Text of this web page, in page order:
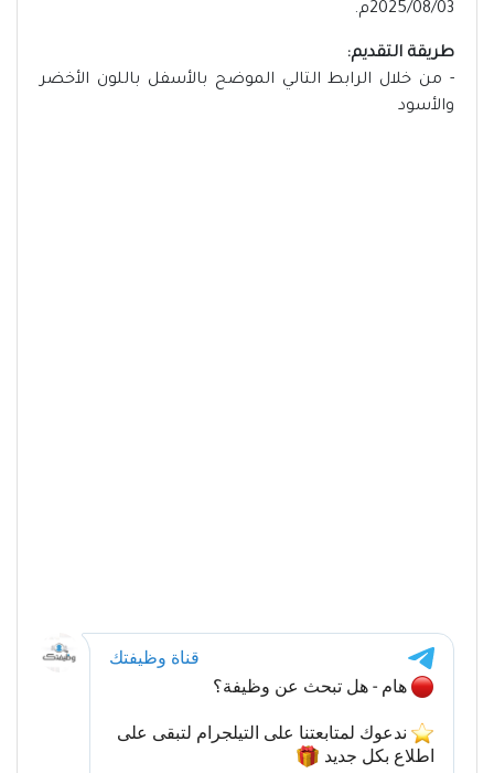
2025/08/03م.
طريقة التقديم:
- من خلال الرابط التالي الموضح بالأسفل باللون الأخضر
والأسود